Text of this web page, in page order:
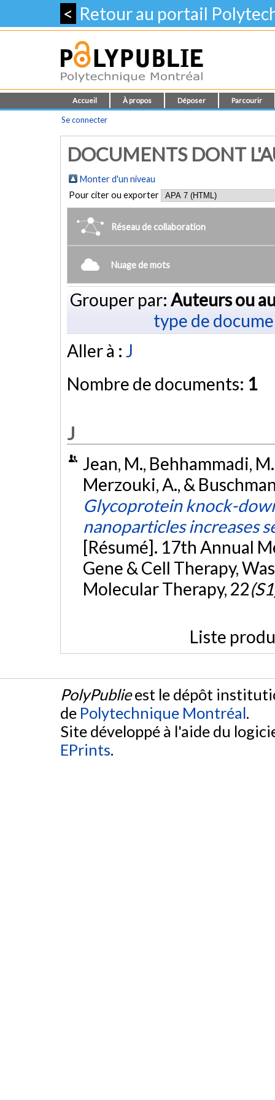
< Retour au portail
Accueil À propos Déposer Parcourir
Se connecter
DOCUMENTS DONT
Monter d'un niveau
Pour citer ou exporter
Réseau de collaboration
Nuage de mots
Grouper par: Auteurs ou
type de
Aller à : J
Nombre de documents: 1
J
Jean, M., Behhammadi,
Merzouki, A., &
Glycoprotein knock-
nanoparticles increases
[Résumé]. 17th Annual
Gene & Cell Therapy,
Molecular Therapy, 22
Liste
PolyPublieest le dépôt
de Polytechnique Montréal.
Site développé à l'aide du
EPrints.